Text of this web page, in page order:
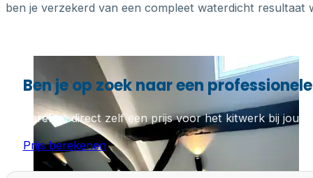
ben je verzekerd van een compleet waterdicht resultaat
Ben je op zoek naar een
Bereken direct zelf een prijs voor het kitwerk bij jou
Prijs berekenen